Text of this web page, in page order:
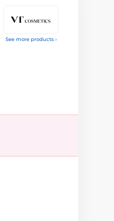
See more products ›